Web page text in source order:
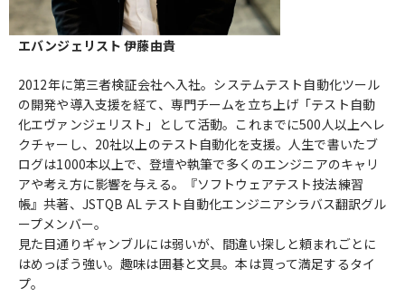
エバンジェリスト 伊藤由貴
2012年に第三者検証会社へ入社。システムテスト自動化ツール
の開発や導入支援を経て、専門チームを立ち上げ「テスト自動
化エヴァンジェリスト」として活動。これまでに500人以上へレ
クチャーし、20社以上のテスト自動化を支援。人生で書いたブ
ログは1000本以上で、登壇や執筆で多くのエンジニアのキャリ
アや考え方に影響を与える。『ソフトウェアテスト技法練習
帳』共著、JSTQB AL テスト自動化エンジニアシラバス翻訳グル
ープメンバー。
見た目通りギャンブルには弱いが、間違い探しと頼まれごとに
はめっぽう強い。趣味は囲碁と文具。本は買って満足するタイ
プ。